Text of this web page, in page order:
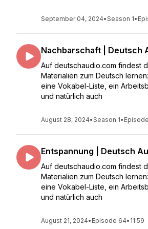
September 04, 2024•Season 1•
Nachbarschaft | Deutsch
Auf deutschaudio.com findest
Materialien zum Deutsch
eine Vokabel-Liste, ein
und natürlich auch
August 28, 2024•Season 1•
Entspannung | Deutsch
Auf deutschaudio.com findest
Materialien zum Deutsch
eine Vokabel-Liste, ein
und natürlich auch
August 21, 2024• Episode 64• 11:59